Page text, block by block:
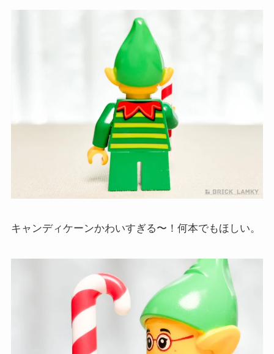
キャンディケーンかわいすぎる〜！何本でもほしい。